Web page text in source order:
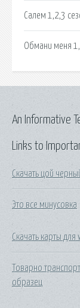
Салем 1,2,3
Обмани меня
Links to
Скачать цой
Это все минусовка
Скачать карты
Товарно
образец
An Informative